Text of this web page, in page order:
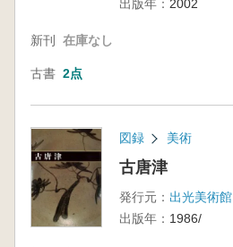
出版年： 2002
新刊 在庫なし
古書 2点
図録 美術
古唐津
発行元： 出光美術館
出版年： 1986/